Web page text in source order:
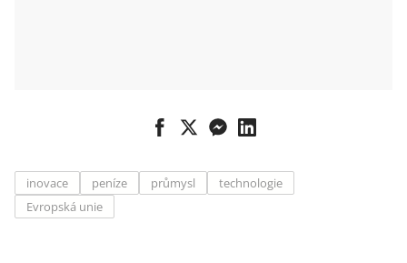
inovace peníze průmysl
technologie
Evropská unie